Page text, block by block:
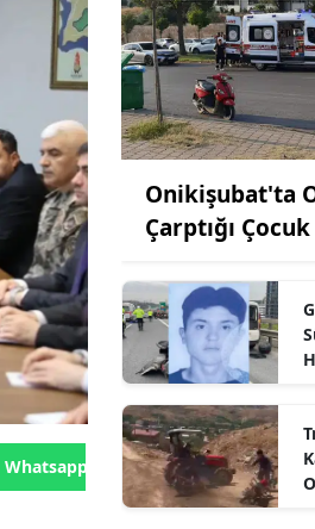
Whatsapp'tan Gönder
Onikişubat'ta
Çarptığı